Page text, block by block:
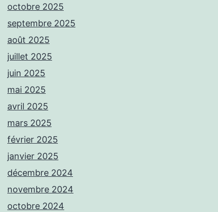
octobre 2025
septembre 2025
août 2025
juillet 2025
juin 2025
mai 2025
avril 2025
mars 2025
février 2025
janvier 2025
décembre 2024
novembre 2024
octobre 2024